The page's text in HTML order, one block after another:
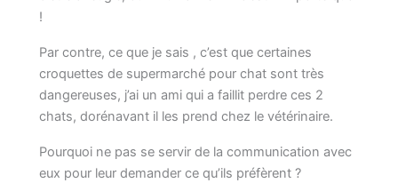
!
Par contre, ce que je sais , c’est que certaines
croquettes de supermarché pour chat sont très
dangereuses, j’ai un ami qui a faillit perdre ces 2
chats, dorénavant il les prend chez le vétérinaire.
Pourquoi ne pas se servir de la communication avec
eux pour leur demander ce qu’ils préfèrent ?